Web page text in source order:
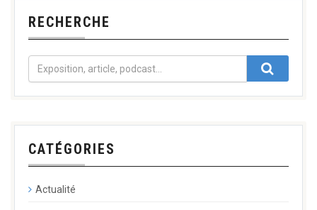
RECHERCHE
CATÉGORIES
Actualité